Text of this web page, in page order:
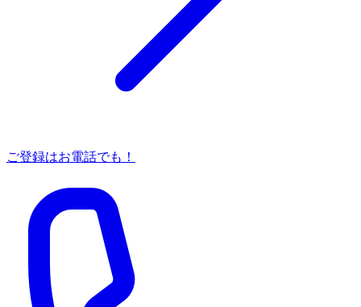
ご登録はお電話でも！